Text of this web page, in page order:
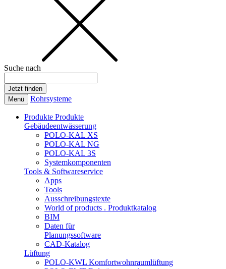
Suche nach
Menü Rohrsysteme
Produkte Produkte
Gebäudeentwässerung
POLO-KAL XS
POLO-KAL NG
POLO-KAL 3S
Systemkomponenten
Tools & Softwareservice
Apps
Tools
Ausschreibungstexte
World of products . Produktkatalog
BIM
Daten für
Planungssoftware
CAD-Katalog
Lüftung
POLO-KWL Komfortwohnraumlüftung